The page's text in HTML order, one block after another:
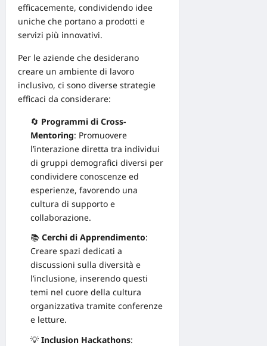
efficacemente, condividendo idee
uniche che portano a prodotti e
servizi più innovativi.
Per le aziende che desiderano
creare un ambiente di lavoro
inclusivo, ci sono diverse strategie
efficaci da considerare:
🔄 Programmi di Cross-
Mentoring: Promuovere
l’interazione diretta tra individui
di gruppi demografici diversi per
condividere conoscenze ed
esperienze, favorendo una
cultura di supporto e
collaborazione.
📚 Cerchi di Apprendimento:
Creare spazi dedicati a
discussioni sulla diversità e
l’inclusione, inserendo questi
temi nel cuore della cultura
organizzativa tramite conferenze
e letture.
💡 Inclusion Hackathons: